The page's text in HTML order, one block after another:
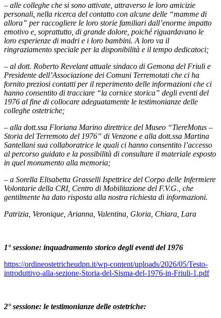
– alle colleghe che si sono attivate, attraverso le loro amicizie
personali, nella ricerca del contatto con alcune delle “mamme di
allora” per raccogliere le loro storie familiari dall’enorme impatto
emotivo e, soprattutto, di grande dolore, poiché riguardavano le
loro esperienze di madri e i loro bambini. A loro va il
ringraziamento speciale per la disponibilità e il tempo dedicatoci;
– al dott. Roberto Revelant attuale sindaco di Gemona del Friuli e
Presidente dell’Associazione dei Comuni Terremotati che ci ha
fornito preziosi contatti per il reperimento delle informazioni che ci
hanno consentito di tracciare “la cornice storica” degli eventi del
1976 al fine di collocare adeguatamente le testimonianze delle
colleghe ostetriche;
– alla dott.ssa Floriana Marino direttrice del Museo “TiereMotus –
Storia del Terremoto del 1976” di Venzone e alla dott.ssa Martina
Santellani sua collaboratrice le quali ci hanno consentito l’accesso
al percorso guidato e la possibilità di consultare il materiale esposto
in quel monumento alla memoria;
– a Sorella Elisabetta Grasselli Ispettrice del Corpo delle Infermiere
Volontarie della CRI, Centro di Mobilitazione del F.V.G., che
gentilmente ha dato risposta alla nostra richiesta di informazioni.
Patrizia, Veronique, Arianna, Valentina, Gloria, Chiara, Lara
1° sessione: inquadramento storico degli eventi del 1976
https://ordineostetricheudpn.it/wp-content/uploads/2026/05/Testo-
introduttivo-alla-sezione-Storia-del-Sisma-del-1976-in-Friuli-1.pdf
2° sessione: le testimonianze delle ostetriche: